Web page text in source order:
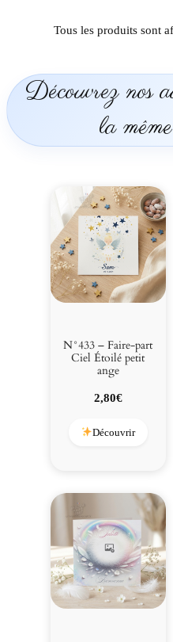
Tous les produits sont
Découvrez nos
la
N°433 – Faire-part
Ciel Étoilé petit
ange
2,80€
Découvrir